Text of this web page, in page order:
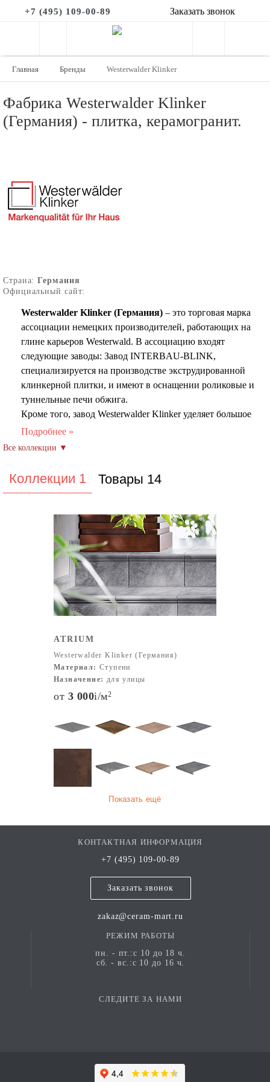
+7 (495) 109-00-89 Заказать звонок
Главная Бренды Westerwalder Klinker
Фабрика Westerwalder Klinker
(Германия) - плитка, керамогранит.
Страна:Германия
Официальный сайт:
Westerwalder Klinker (Германия) – это торговая марка
ассоциации немецких производителей, работающих на
глине карьеров Westerwаld. В ассоциацию входят
следующие заводы: Завод INTERBAU-BLINK,
специализируется на производстве экструдированной
клинкерной плитки, и имеют в оснащении роликовые и
туннельные печи обжига.
Кроме того, завод Westerwalder Klinker уделяет большое
внимание экологичности производства, используя
окружающую среду и создавать продукцию, которая
соответствует высоким стандартам качества и
Ассоциация производителей Westerwalder Klinker
стремится к инновациям и постоянному
совершенствованию своих технологий, чтобы
удовлетворить потребности клиентов и предложить им
лучшие решения в области строительных материалов.
Коллекции 1 Товары 14
ATRIUM
Westerwalder Klinker (Германия)
Материал: Ступени
Назначение: для улицы
от 3 000i/м2
Показать ещё
КОНТАКТНАЯ ИНФОРМАЦИЯ
+7 (495) 109-00-89
Заказать звонок
zakaz@ceram-mart.ru
РЕЖИМ РАБОТЫ
пн. - пт.:с 10 до 18 ч.
сб. - вс.:с 10 до 16 ч.
СЛЕДИТЕ ЗА НАМИ